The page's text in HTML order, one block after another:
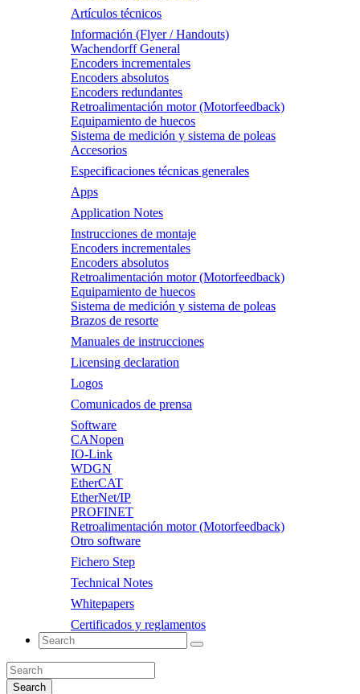
Artículos técnicos
Información (Flyer / Handouts)
Wachendorff General
Encoders incrementales
Encoders absolutos
Encoders redundantes
Retroalimentación motor (Motorfeedback)
Equipamiento de huecos
Sistema de medición y sistema de poleas
Accesorios
Especificaciones técnicas generales
Apps
Application Notes
Instrucciones de montaje
Encoders incrementales
Encoders absolutos
Retroalimentación motor (Motorfeedback)
Equipamiento de huecos
Sistema de medición y sistema de poleas
Brazos de resorte
Manuales de instrucciones
Licensing declaration
Logos
Comunicados de prensa
Software
CANopen
IO-Link
WDGN
EtherCAT
EtherNet/IP
PROFINET
Retroalimentación motor (Motorfeedback)
Otro software
Fichero Step
Technical Notes
Whitepapers
Certificados y reglamentos
Search